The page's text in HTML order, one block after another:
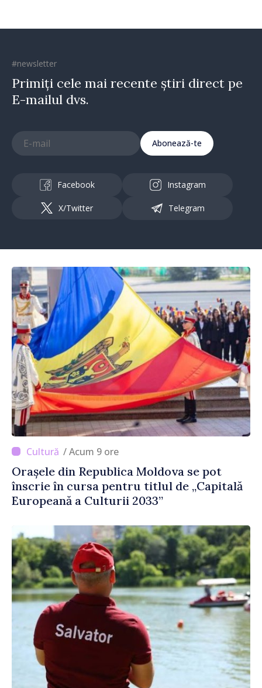
#newsletter
Primiți cele mai recente știri direct pe
E-mailul dvs.
Abonează-te
Facebook Instagram
X/Twitter Telegram
/ Acum 9 ore
Orașele din Republica Moldova se pot
înscrie în cursa pentru titlul de „Capitală
Europeană a Culturii 2033”